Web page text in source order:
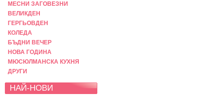
МЕСНИ ЗАГОВЕЗНИ
ВЕЛИКДЕН
ГЕРГЬОВДЕН
КОЛЕДА
БЪДНИ ВЕЧЕР
НОВА ГОДИНА
МЮСЮЛМАНСКА КУХНЯ
ДРУГИ
НАЙ-НОВИ